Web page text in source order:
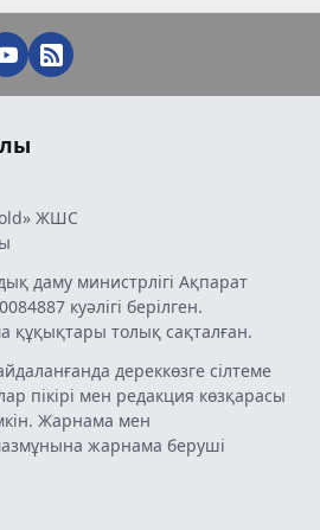
ЖШС
даму министрлігі Ақпарат
куәлігі берілген.
толық сақталған.
дереккөзге сілтеме
пікірі мен редакция көзқарасы
Жарнама мен
жарнама беруші